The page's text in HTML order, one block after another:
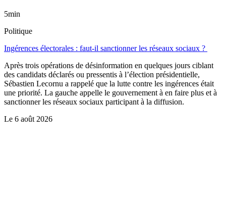
5min
Politique
Ingérences électorales : faut-il sanctionner les réseaux sociaux ?
Après trois opérations de désinformation en quelques jours ciblant
des candidats déclarés ou pressentis à l’élection présidentielle,
Sébastien Lecornu a rappelé que la lutte contre les ingérences était
une priorité. La gauche appelle le gouvernement à en faire plus et à
sanctionner les réseaux sociaux participant à la diffusion.
Le 6 août 2026